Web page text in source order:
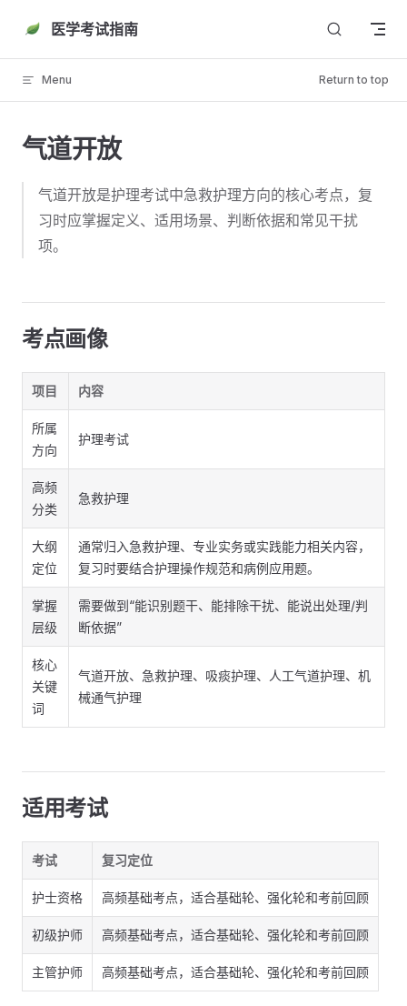
Skip to content
医学考试指南
Menu Return to top
气道开放
气道开放是护理考试中急救护理方向的核心考点，复
习时应掌握定义、适用场景、判断依据和常见干扰
项。
考点画像
项目 内容
所属
方向
护理考试
高频
分类
急救护理
大纲
定位
通常归入急救护理、专业实务或实践能力相关内容，
复习时要结合护理操作规范和病例应用题。
掌握
层级
需要做到“能识别题干、能排除干扰、能说出处理/判
断依据”
核心
关键
词
气道开放、急救护理、吸痰护理、人工气道护理、机
械通气护理
适用考试
考试 复习定位
护士资格 高频基础考点，适合基础轮、强化轮和考前回顾
初级护师 高频基础考点，适合基础轮、强化轮和考前回顾
主管护师 高频基础考点，适合基础轮、强化轮和考前回顾